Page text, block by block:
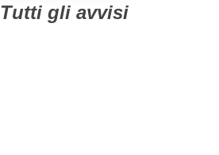
Tutti gli avvisi